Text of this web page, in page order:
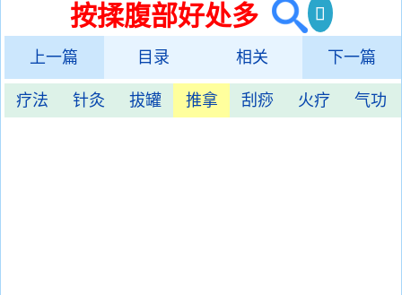
按揉腹部好处多
上一篇 目录 相关 下一篇
疗法 针灸 拔罐 推拿 刮痧 火疗 气功